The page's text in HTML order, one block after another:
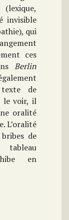
invisible
qui
ces
Berlin
de
le voir, il
oralité
L’oralité
de
en